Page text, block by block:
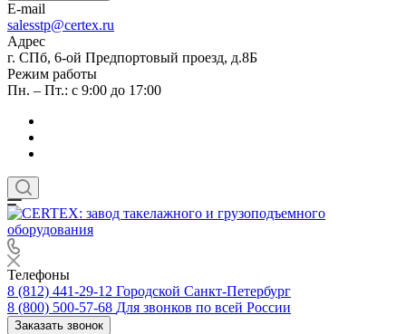
E-mail
salesstp@certex.ru
Адрес
г. СПб, 6-ой Предпортовый проезд, д.8Б
Режим работы
Пн. – Пт.: с 9:00 до 17:00
Телефоны
8 (812) 441-29-12 Городской Санкт-Петербург
8 (800) 500-57-68 Для звонков по всей России
Заказать звонок